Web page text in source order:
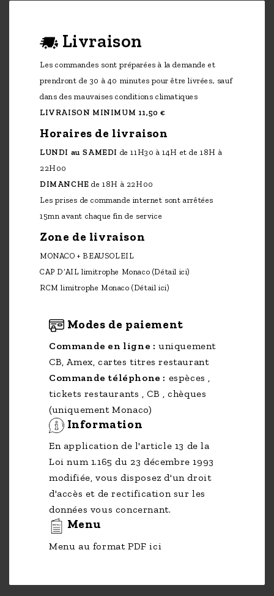
Livraison
Les commandes sont préparées à la demande et
prendront de 30 à 40 minutes pour être livrées, sauf
dans des mauvaises conditions climatiques
LIVRAISON MINIMUM 11,50 €
Horaires de livraison
LUNDI au SAMEDI de 11H30 à 14H et de 18H à
22H00
DIMANCHE de 18H à 22H00
Les prises de commande internet sont arrêtées
15mn avant chaque fin de service
Zone de livraison
MONACO + BEAUSOLEIL
CAP D’AIL limitrophe Monaco (Détail ici)
RCM limitrophe Monaco(Détail ici)
Modes de paiement
Commande en ligne : uniquement
CB, Amex, cartes titres restaurant
Commande téléphone : espèces ,
tickets restaurants , CB , chèques
(uniquement Monaco)
Information
En application de l'article 13 de la
Loi num 1.165 du 23 décembre 1993
modifiée, vous disposez d'un droit
d'accès et de rectification sur les
données vous concernant.
Menu
Menu au format PDF ici